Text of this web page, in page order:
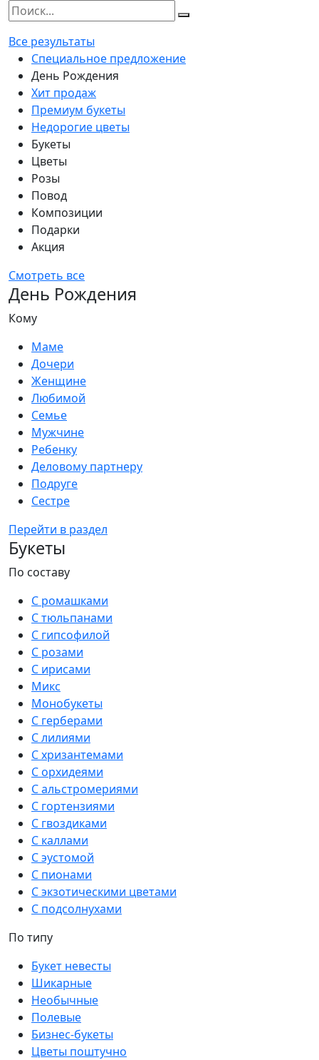
Все результаты
Специальное предложение
День Рождения
Хит продаж
Премиум букеты
Недорогие цветы
Букеты
Цветы
Розы
Повод
Композиции
Подарки
Акция
Смотреть все
День Рождения
Кому
Маме
Дочери
Женщине
Любимой
Семье
Мужчине
Ребенку
Деловому партнеру
Подруге
Сестре
Перейти в раздел
Букеты
По составу
С ромашками
С тюльпанами
С гипсофилой
С розами
С ирисами
Микс
Монобукеты
С герберами
С лилиями
С хризантемами
С орхидеями
С альстромериями
С гортензиями
С гвоздиками
С каллами
С эустомой
С пионами
С экзотическими цветами
С подсолнухами
По типу
Букет невесты
Шикарные
Необычные
Полевые
Бизнес-букеты
Цветы поштучно